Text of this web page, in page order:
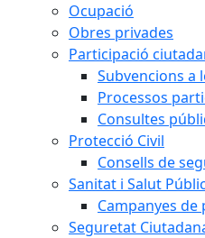
Ocupació
Obres privades
Participació
Subvencions a
Processos
Consultes
Protecció Civil
Consells de
Sanitat i Salut
Campanyes
Seguretat